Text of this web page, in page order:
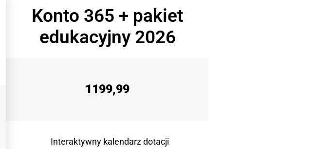
Konto 365 + pakiet
edukacyjny 2026
1199,99
Interaktywny kalendarz dotacji